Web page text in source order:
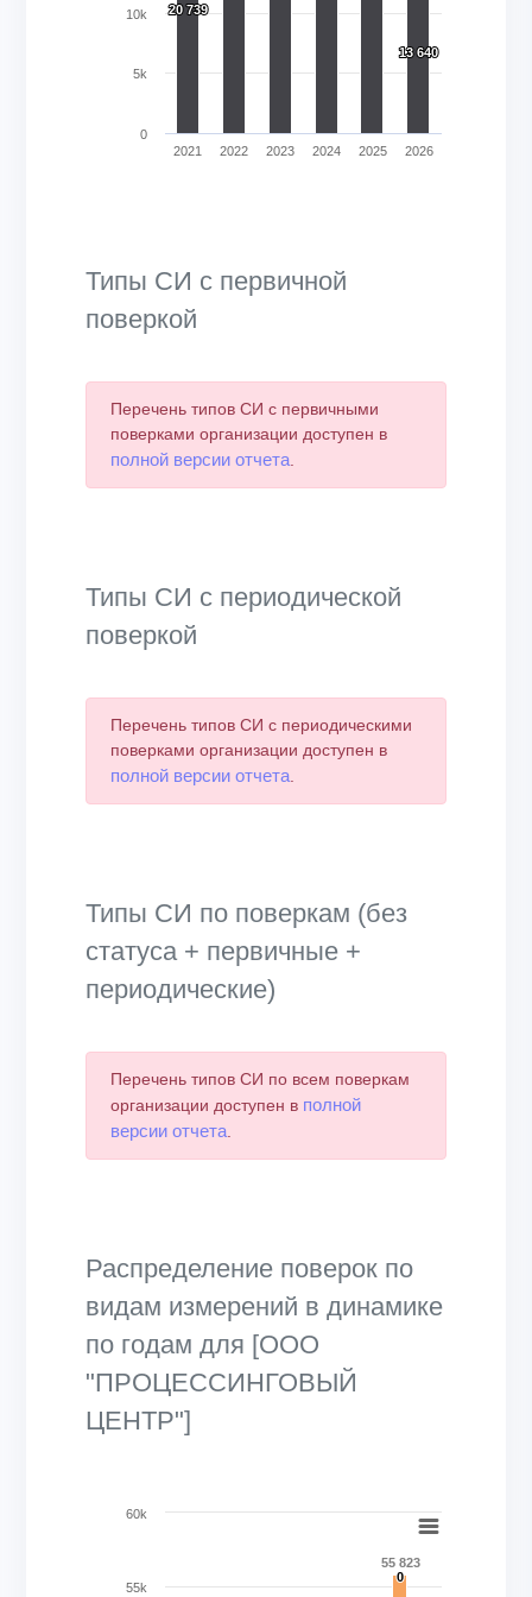
20 739
20 739
13 640
13 640
2021 2022 2023 2024 2025 2026
0
5k
10k
Типы СИ с первичной
поверкой
Перечень типов СИ с первичными
поверками организации доступен в
полной версии отчета.
Типы СИ с периодической
поверкой
Перечень типов СИ с периодическими
поверками организации доступен в
полной версии отчета.
Типы СИ по поверкам (без
статуса + первичные +
периодические)
Перечень типов СИ по всем поверкам
организации доступен в полной
версии отчета.
Распределение поверок по
видам измерений в динамике
по годам для [ООО
"ПРОЦЕССИНГОВЫЙ
ЦЕНТР"]
Chart
View as data table, Chart
55 823
0
0
55k
60k